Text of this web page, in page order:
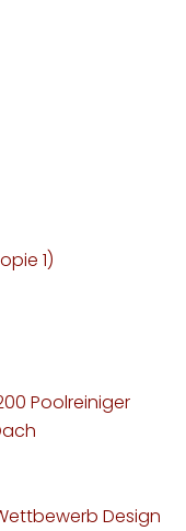
1)
Poolreiniger
Design